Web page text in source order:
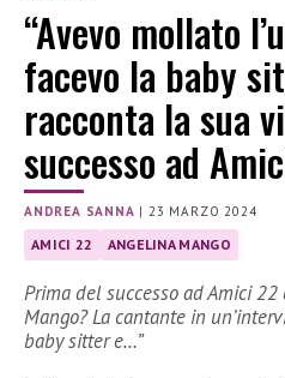
“Avevo mollato
facevo la baby
racconta la sua
successo ad
ANDREA SANNA |23 MARZO 2024
AMICI 22 ANGELINA MANGO
Prima del successo ad Amici
Mango? La cantante in
baby sitter e…”